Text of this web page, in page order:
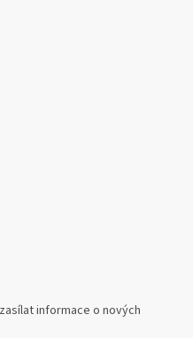
informace o nových